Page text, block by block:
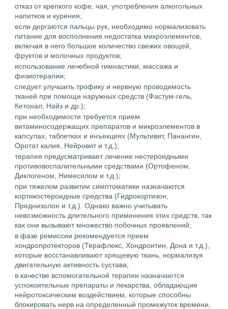
отказ от крепкого кофе, чая, употребления алкогольных
напитков и курения;
если дергаются пальцы рук, необходимо нормализовать
питание для восполнения недостатка микроэлементов,
включая в него большое количество свежих овощей,
фруктов и молочных продуктов;
использование лечебной гимнастики, массажа и
физиотерапии;
следует улучшить трофику и нервную проводимость
тканей при помощи наружных средств (Фастум-гель,
Кетонал, Найз и др.);
при необходимости требуется прием
витаминосодержащих препаратов и микроэлементов в
капсулах, таблетках и инъекциях (Мультивит, Панангин,
Оротат калия, Нейровит и т.д.);
терапия предусматривает лечение нестероидными
противовоспалительными средствами (Ортофеном,
Диклогеном, Нимесилом и т.д.);
при тяжелом развитии симптоматики назначаются
кортикостероидные средства (Гидрокортизон,
Преднизолон и т.д.). Однако важно учитывать
невозможность длительного применения этих средств, так
как они вызывают множество побочных проявлений;
в фазе ремиссии рекомендуется прием
хондропротекторов (Терафлекс, Хондроитин, Дона и т.д.),
которые восстанавливают хрящевую ткань, нормализуя
двигательную активность сустава;
в качестве вспомогательной терапии назначаются
успокоительные препараты и лекарства, обладающие
нейротоксическим воздействием, которые способны
блокировать нерв на определенный промежуток времени,